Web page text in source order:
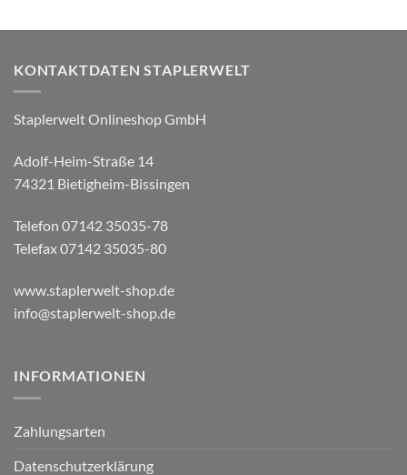
KONTAKTDATEN STAPLERWELT
Staplerwelt Onlineshop GmbH
Adolf-Heim-Straße 14
74321 Bietigheim-Bissingen
Telefon 07142 35035-78
Telefax 07142 35035-80
www.staplerwelt-shop.de
info@staplerwelt-shop.de
INFORMATIONEN
Zahlungsarten
Datenschutzerklärung